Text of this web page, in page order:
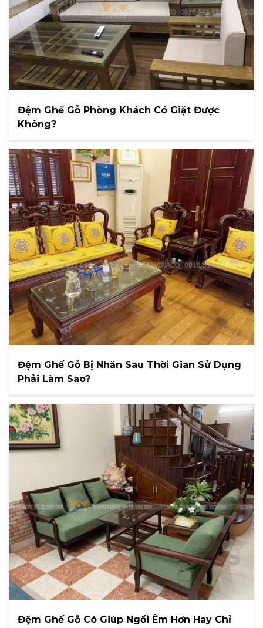
Đệm Ghế Gỗ Phòng Khách Có Giặt Được
Không?
Đệm Ghế Gỗ Bị Nhăn Sau Thời Gian Sử Dụng
Phải Làm Sao?
Đệm Ghế Gỗ Có Giúp Ngồi Êm Hơn Hay Chỉ